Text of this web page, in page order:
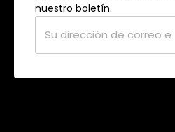
nuestro boletín.